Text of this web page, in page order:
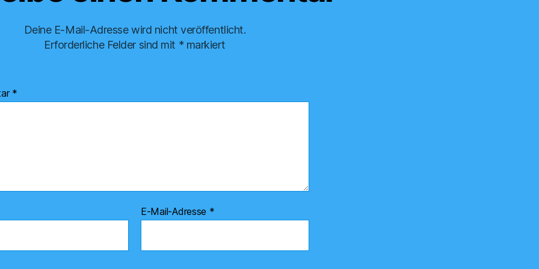
Deine E-Mail-Adresse wird nicht veröffentlicht.
Erforderliche Felder sind mit *markiert
*
E-Mail-Adresse *